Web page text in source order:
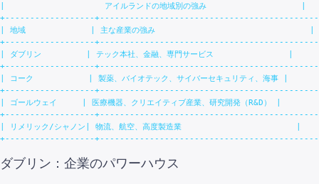
|                    アイルランドの地域別の強み                   |
+------------------
| 地域             | 主な産業の強み                               |
+------------------
| ダブリン         | テック本社、金融、専門サービス               |
+------------------
| コーク           | 製薬、バイオテック、サイバーセキュリティ、海事 |
+------------------
| ゴールウェイ     | 医療機器、クリエイティブ産業、研究開発（R&D） |
+------------------
| リメリック/シャノン| 物流、航空、高度製造業                       |
ダブリン：企業のパワーハウス